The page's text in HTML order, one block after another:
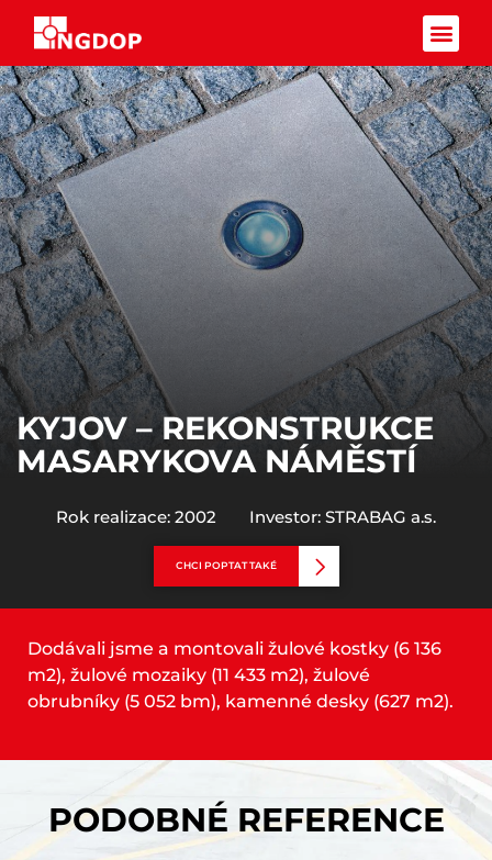
Rok realizace: 2002 Investor: STRABAG a.s.
KYJOV – REKONSTRUKCE
MASARYKOVA NÁMĚSTÍ
CHCI POPTAT TAKÉ
Dodávali jsme a montovali žulové kostky (6 136
m2), žulové mozaiky (11 433 m2), žulové
obrubníky (5 052 bm), kamenné desky (627 m2).
PODOBNÉ REFERENCE